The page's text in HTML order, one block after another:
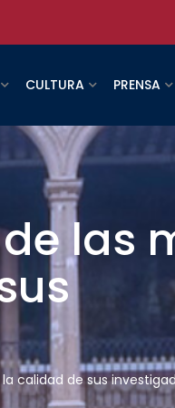
CULTURA PRENSA
las
calidad de sus